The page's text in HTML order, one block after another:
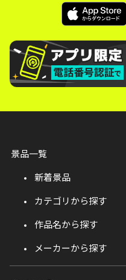
景品一覧
新着景品
カテゴリから探す
作品名から探す
メーカーから探す